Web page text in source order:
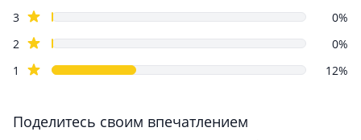
3star reviews
0%
2 star reviews
0%
1
star reviews 12%
Поделитесь своим впечатлением